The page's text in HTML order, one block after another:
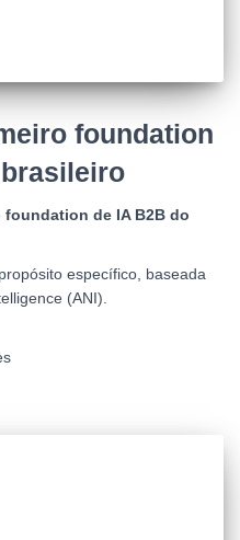
foundation
foundation de IA B2B do
específico, baseada
(ANI).